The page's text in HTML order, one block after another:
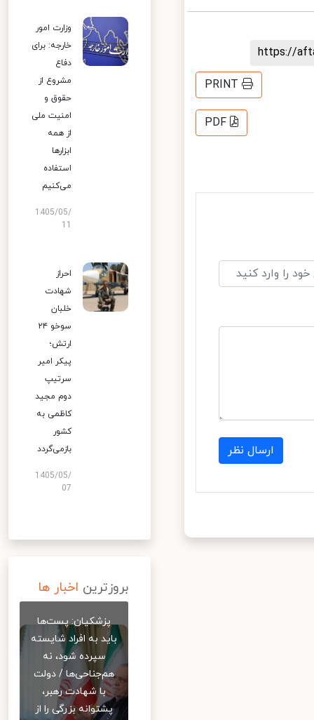
https://
PRINT
PDF
ارسال نظر
وزارت امور
خارجه: برای
دفاع
مشروع از
حقوق و
امنیت ملی
از همه
ابزارها
استفاده
می‌کنیم
1405/05/
احراز
شهادت
خلبان
سوخو ۲۴
ارتش؛
پیکر امیر
سرتیپ
دوم مجید
کاظمی به
کشور
بازمی‌گردد
1405/05/
07
بروزترین اخبار ها
پزشکیان: پست‌ها
باید به افراد شایسته
سپرده شود، نه
هم‌جناحی‌ها / دولت
با شهادت رهبر،
پشتوانه بزرگی را از